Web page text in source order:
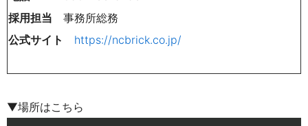
採用担当 事務所総務
公式サイト
https://ncbrick.co.jp/
▼場所はこちら